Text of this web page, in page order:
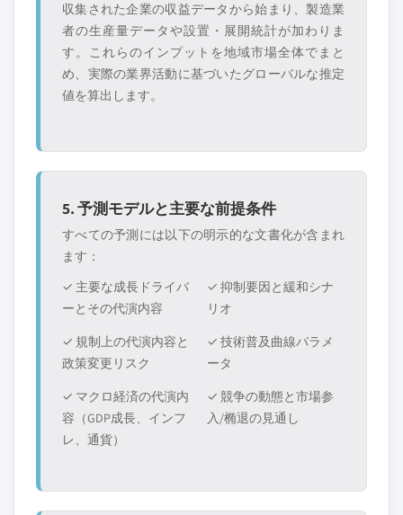
収集された企業の収益データから始まり、製造業
者の生産量データや設置・展開統計が加わりま
す。これらのインプットを地域市場全体でまと
め、実際の業界活動に基づいたグローバルな推定
値を算出します。
5. 予測モデルと主要な前提条件
すべての予測には以下の明示的な文書化が含まれ
ます：
✓ 主要な成長ドライバ
ーとその代演内容
✓ 抑制要因と緩和シナ
リオ
✓ 規制上の代演内容と
政策変更リスク
✓ 技術普及曲線パラメ
ータ
✓ マクロ経済の代演内
容（GDP成長、インフ
レ、通貨）
✓ 競争の動態と市場参
入/椭退の見通し